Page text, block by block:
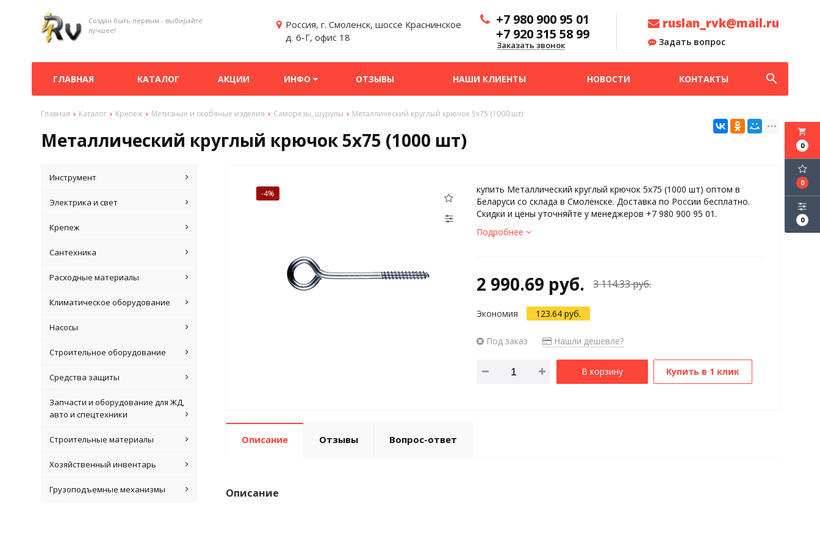
Создан быть первым - выбирайте
лучшее!
Россия, г. Смоленск, шоссе Краснинское
д. 6-Г, офис 18
+7 980 900 95 01
+7 920 315 58 99
Заказать звонок
ruslan_rvk@mail.ru
Задать вопрос
ГЛАВНАЯ КАТАЛОГ АКЦИИ ИНФО ОТЗЫВЫ НАШИ КЛИЕНТЫ НОВОСТИ КОНТАКТЫ search
Главная Каталог Крепеж Метизные и скобяные изделия Саморезы, шурупы Металлический круглый крючок 5х75 (1000 шт)
Металлический круглый крючок 5х75 (1000 шт) local_grocery_store
0
0
0
Инструмент
Электрика и свет
Крепеж
Сантехника
Расходные материалы
Климатическое оборудование
Насосы
Строительное оборудование
Средства защиты
Запчасти и оборудование для ЖД,
авто и спецтехники
Строительные материалы
Хозяйственный инвентарь
Грузоподъемные механизмы
-4%
купить Металлический круглый крючок 5х75 (1000 шт) оптом в
Беларуси со склада в Смоленске. Доставка по России бесплатно.
Скидки и цены уточняйте у менеджеров +7 980 900 95 01.
Подробнее
2 990.69 руб. 3 114.33 руб.
Экономия 123.64 руб.
Под заказ Нашли дешевле?
В корзину Купить в 1 клик
Описание Отзывы Вопрос-ответ
Описание